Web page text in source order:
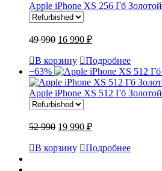
Apple iPhone XS 256 Гб Золотой
49 990 16 990 ₽
В корзину
Подробнее
−63%
Apple iPhone XS 512 Гб Золотой
52 990 19 990 ₽
В корзину Подробнее